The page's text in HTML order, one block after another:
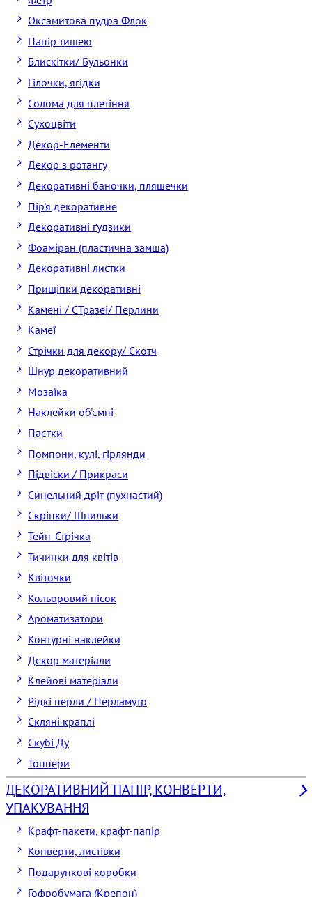
Оксамитова пудра Флок
Папір тишею
Блискітки/ Бульонки
Гілочки, ягідки
Солома для плетіння
Cухоцвіти
Декор-Елементи
Декор з ротангу
Декоративні баночки, пляшечки
Пір'я декоративне
Декоративні ґудзики
Фоаміран (пластична замша)
Декоративні листки
Прищіпки декоративні
Камені / CТразеі/ Перлини
Камеї
Стрічки для декору/ Скотч
Шнур декоративний
Мозаїка
Наклейки об'ємні
Паєтки
Помпони, кулі, гірлянди
Підвіски / Прикраси
Синельний дріт (пухнастий)
Скріпки/ Шпильки
Тейп-Стрічка
Тичинки для квітів
Квіточки
Кольоровий пісок
Ароматизатори
Контурні наклейки
Декор матеріали
Клейові матеріали
Рідкі перли / Перламутр
Скляні краплі
Скубі Ду
Топпери
ДЕКОРАТИВНИЙ ПАПІР, КОНВЕРТИ,
УПАКУВАННЯ
Крафт-пакети, крафт-папір
Конверти, листівки
Подарункові коробки
Гофробумага (Крепон)